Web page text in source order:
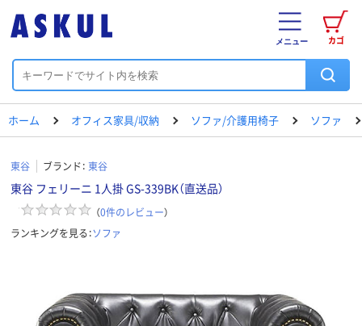
カゴ
メニュー
ホーム オフィス家具/収納 ソファ/介護用椅子 ソファ
東谷 ブランド： 東谷
東谷 フェリーニ 1人掛 GS-339BK（直送品）
（0件のレビュー）
ランキングを見る：ソファ